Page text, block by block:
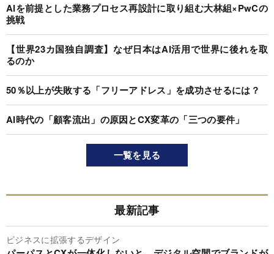
AIを前提とした業務プロセス再設計に取り組む大林組×PwCの
挑戦
【世界23カ国独自調査】なぜ日本はAI活用で世界に後れを取
るのか
50％以上が失敗する「フリーアドレス」を成功させるには？
AI時代の「顧客流出」の原因とCX変革の「三つの要件」
一覧を見る
最新記事
ビジネスに拡張するデザイン